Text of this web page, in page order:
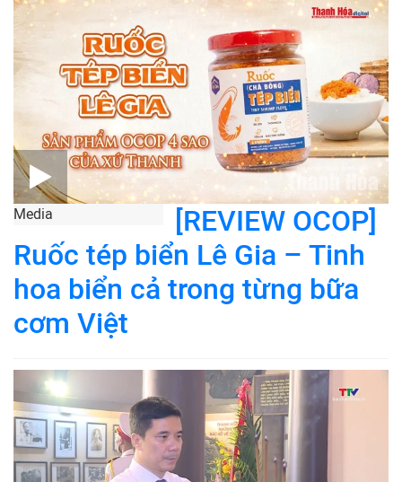
Media
[REVIEW OCOP]
Ruốc tép biển Lê Gia – Tinh
hoa biển cả trong từng bữa
cơm Việt